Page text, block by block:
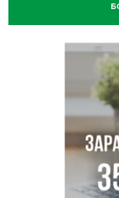
500 литров ухи
Под Новосибирском
перевернувшейся
Легендарный
Новосибирск
Новосибирец